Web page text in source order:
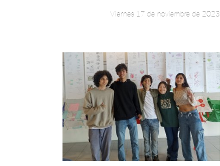
Viernes 17 de noviembre de 2023